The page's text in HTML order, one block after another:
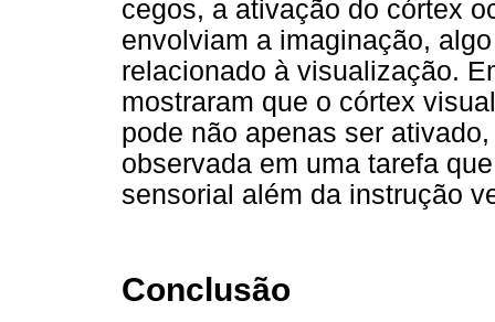
cegos, a ativação do córtex
envolviam a imaginação,
relacionado à visualização.
mostraram que o córtex
pode não apenas ser
observada em uma tarefa
sensorial além da instrução
Conclusão